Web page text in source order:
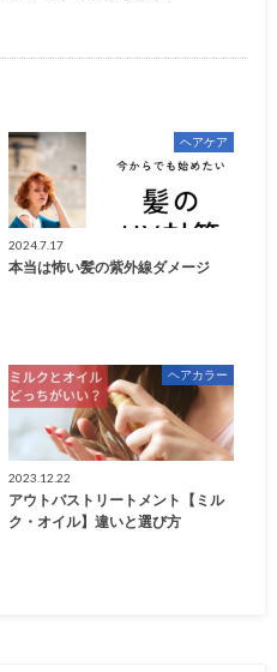
ヘアケア
2024.7.17
本当は怖い髪の紫外線ダメージ
ヘアカラー
2023.12.22
アウトバストリートメント【ミル
ク・オイル】違いと選び方